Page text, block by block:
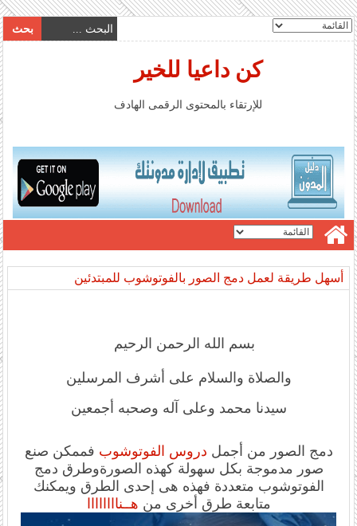
كن داعيا للخير
للإرتقاء بالمحتوى الرقمى الهادف
أسهل طريقة لعمل دمج الصور بالفوتوشوب للمبتدئين
بسم الله الرحمن الرحيم
والصلاة والسلام على أشرف المرسلين
سيدنا محمد وعلى آله وصحبه أجمعين
دمج الصور من أجمل دروس الفوتوشوب فممكن صنع
صور مدموجة بكل سهولة كهذه الصورةوطرق دمج
الفوتوشوب متعددة فهذه هى إحدى الطرق ويمكنك
متابعة طرق أخرى من هــناااااااا